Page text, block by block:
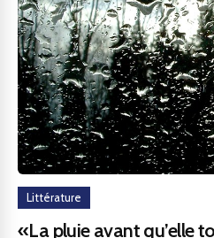
Littérature
«La pluie avant qu’elle